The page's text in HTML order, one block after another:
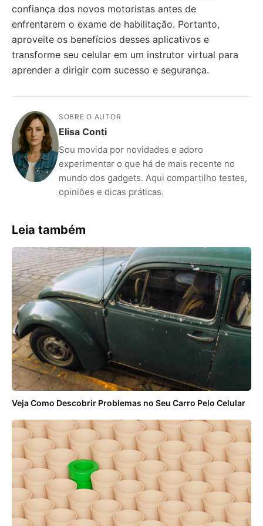
confiança dos novos motoristas antes de
enfrentarem o exame de habilitação. Portanto,
aproveite os benefícios desses aplicativos e
transforme seu celular em um instrutor virtual para
aprender a dirigir com sucesso e segurança.
SOBRE O AUTOR
Elisa Conti
Sou movida por novidades e adoro
experimentar o que há de mais recente no
mundo dos gadgets. Aqui compartilho testes,
opiniões e dicas práticas.
Leia também
Veja Como Descobrir Problemas no Seu Carro Pelo Celular